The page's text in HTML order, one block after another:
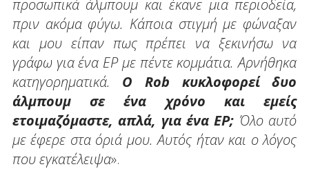
προσωπικά άλμπουμ και έκανε μια περιοδεία,
πριν ακόμα φύγω. Κάποια στιγμή με φώναξαν
και μου είπαν πως πρέπει να ξεκινήσω να
γράφω για ένα EP με πέντε κομμάτια. Αρνήθηκα
κατηγορηματικά. Ο Rob κυκλοφορεί δυο
άλμπουμ σε ένα χρόνο και εμείς
ετοιμαζόμαστε, απλά, για ένα EP; Όλο αυτό
με έφερε στα όριά μου. Αυτός ήταν και ο λόγος
που εγκατέλειψα».